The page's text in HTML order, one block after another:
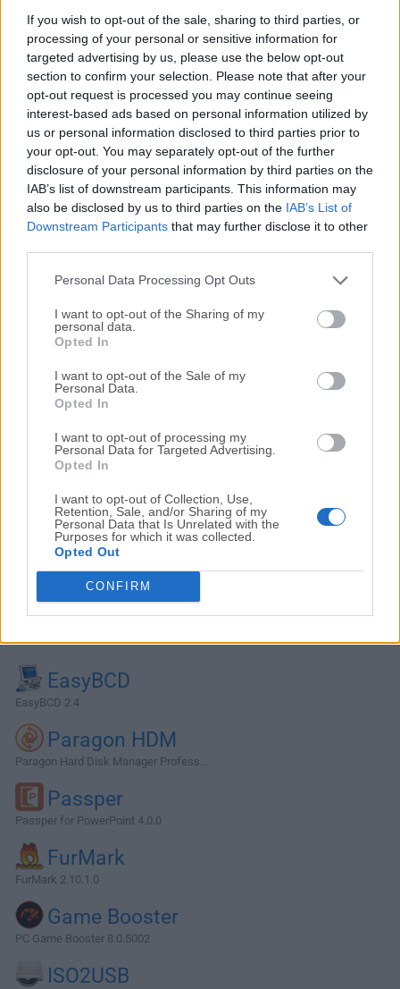
If you wish to opt-out of the sale, sharing to third parties, or
processing of your personal or sensitive information for
targeted advertising by us, please use the below opt-out
section to confirm your selection. Please note that after your
opt-out request is processed you may continue seeing
interest-based ads based on personal information utilized by
us or personal information disclosed to third parties prior to
your opt-out. You may separately opt-out of the further
disclosure of your personal information by third parties on the
IAB’s list of downstream participants. This information may
also be disclosed by us to third parties on the IAB’s List of
Downstream Participants that may further disclose it to other
Personal Data Processing Opt Outs
I want to opt-out of the Sharing of my
personal data.
Opted In
I want to opt-out of the Sale of my
Personal Data.
Opted In
I want to opt-out of processing my
Personal Data for Targeted Advertising.
Opted In
I want to opt-out of Collection, Use,
Retention, Sale, and/or Sharing of my
Personal Data that Is Unrelated with the
Purposes for which it was collected.
Opted Out
CONFIRM
SixaxisPairTool es una utilidad de accesorios de juego que
puede permitir el emparejamiento de controladores Sixaxis,
Navigation, DualShock 3 y 4 con dispositivos móviles que
no los soportan de forma nativa.Nota: Esta herramienta ha
sido descontinuada.Para ello, se creó una herramienta
intermediaria para PC con el fin de facilitar la
sincronización de direcciones Bluetooth entre los
gamepads y los dispositivos móviles, lo que permite un
emparejamiento rápido, fiable, de baja latencia y fácil de
usar tanto en casa como en movimiento. Para emparejar el
gamepad de PlayStation con un teléfono móvil o una
tableta que no cuenta con el soporte nativo del sistema
operativo para hacerlo (el Dualshock 4 obtuvo esa
EasyBCD
EasyBCD 2.4
Paragon HDM
Paragon Hard Disk Manager Profess...
Passper
Passper for PowerPoint 4.0.0
FurMark
FurMark 2.10.1.0
Game Booster
PC Game Booster 8.0.5002
ISO2USB